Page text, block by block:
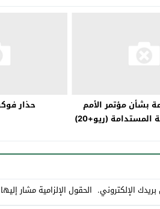
حاسمة بشأن مؤتمر الأمم
المتحدة للتنمية المستدامة (ريو+20)
حذار
الإلكتروني. الحقول الإلزامية مشار إليها